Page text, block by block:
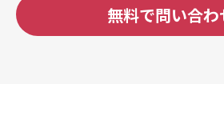
無料で問い合わ